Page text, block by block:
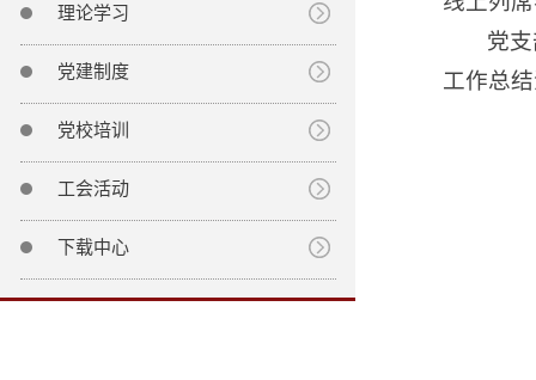
理论学习
党建制度
党校培训
工会活动
下载中心
党
工作总